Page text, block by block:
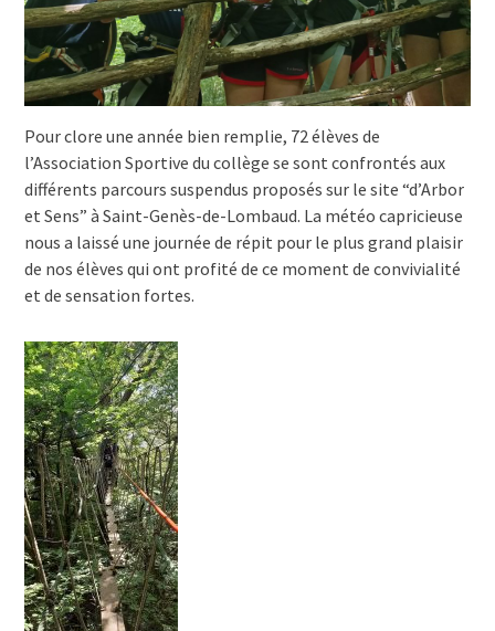
Pour clore une année bien remplie, 72 élèves de
l’Association Sportive du collège se sont confrontés aux
différents parcours suspendus proposés sur le site “d’Arbor
et Sens” à Saint-Genès-de-Lombaud. La météo capricieuse
nous a laissé une journée de répit pour le plus grand plaisir
de nos élèves qui ont profité de ce moment de convivialité
et de sensation fortes.